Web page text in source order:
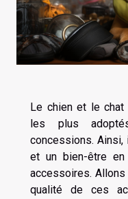
Le chien et le
les plus
concessions. Ainsi,
et un bien-être
accessoires.
qualité de ces